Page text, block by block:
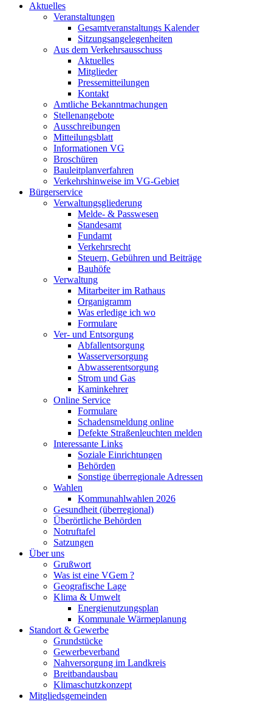
Aktuelles
Veranstaltungen
Gesamtveranstaltungs Kalender
Sitzungsangelegenheiten
Aus dem Verkehrsausschuss
Aktuelles
Mitglieder
Pressemitteilungen
Kontakt
Amtliche Bekanntmachungen
Stellenangebote
Ausschreibungen
Mitteilungsblatt
Informationen VG
Broschüren
Bauleitplanverfahren
Verkehrshinweise im VG-Gebiet
Bürgerservice
Verwaltungsgliederung
Melde- & Passwesen
Standesamt
Fundamt
Verkehrsrecht
Steuern, Gebühren und Beiträge
Bauhöfe
Verwaltung
Mitarbeiter im Rathaus
Organigramm
Was erledige ich wo
Formulare
Ver- und Entsorgung
Abfallentsorgung
Wasserversorgung
Abwasserentsorgung
Strom und Gas
Kaminkehrer
Online Service
Formulare
Schadensmeldung online
Defekte Straßenleuchten melden
Interessante Links
Soziale Einrichtungen
Behörden
Sonstige überregionale Adressen
Wahlen
Kommunahlwahlen 2026
Gesundheit (überregional)
Überörtliche Behörden
Notruftafel
Satzungen
Über uns
Grußwort
Was ist eine VGem ?
Geografische Lage
Klima & Umwelt
Energienutzungsplan
Kommunale Wärmeplanung
Standort & Gewerbe
Grundstücke
Gewerbeverband
Nahversorgung im Landkreis
Breitbandausbau
Klimaschutzkonzept
Mitgliedsgemeinden